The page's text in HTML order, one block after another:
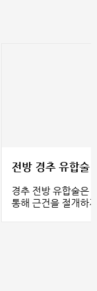
전방 경추 유합술
경추 전방 유합술은
통해 근건을 절개하